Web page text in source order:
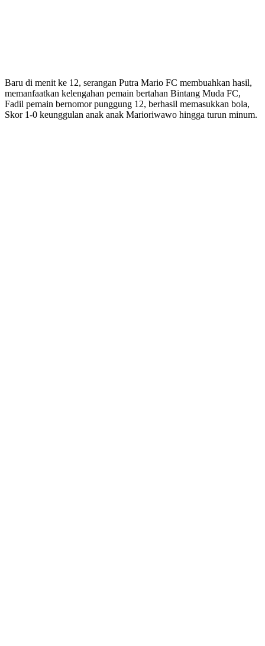
Baru di menit ke 12, serangan Putra Mario FC membuahkan hasil,
memanfaatkan kelengahan pemain bertahan Bintang Muda FC,
Fadil pemain bernomor punggung 12, berhasil memasukkan bola,
Skor 1-0 keunggulan anak anak Marioriwawo hingga turun minum.